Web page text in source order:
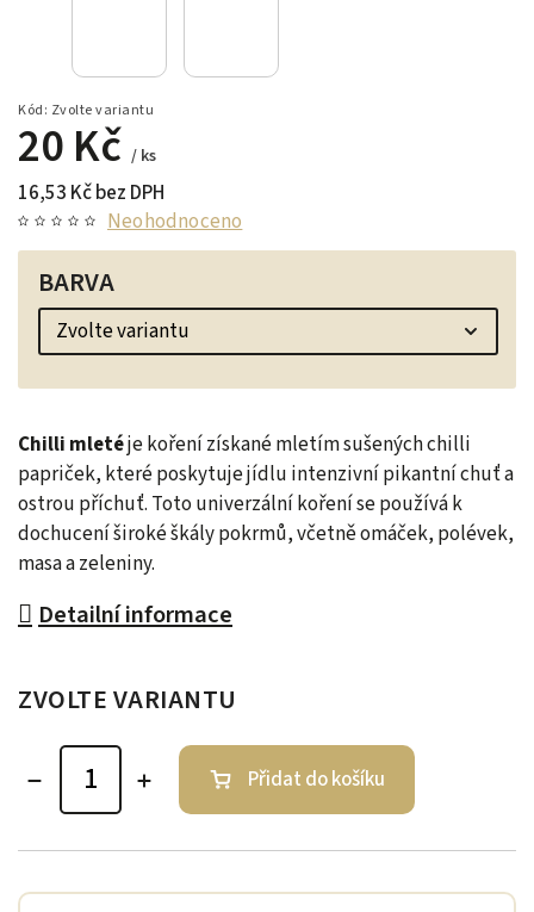
Kód: Zvolte variantu
20 Kč / ks
16,53 Kč bez DPH
Neohodnoceno
Chilli mletéje koření získané mletím sušených chilli
papriček, které poskytuje jídlu intenzivní pikantní chuť a
ostrou příchuť. Toto univerzální koření se používá k
dochucení široké škály pokrmů, včetně omáček, polévek,
masa a zeleniny.
Detailní informace
BARVA
ZVOLTE VARIANTU
Přidat do košíku